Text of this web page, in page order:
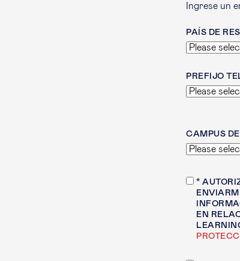
Ingrese un
PAÍS DE
PREFIJO
CAMPUS
*
EN